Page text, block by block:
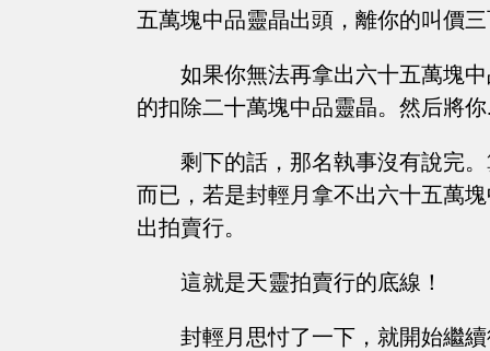
五萬塊中品靈晶出頭，離你的叫價
如果你無法再拿出六十五萬塊
的扣除二十萬塊中品靈晶。然后將你
剩下的話，那名執事沒有說完
而已，若是封輕月拿不出六十五萬
出拍賣行。
這就是天靈拍賣行的底線！
封輕月思忖了一下，就開始繼